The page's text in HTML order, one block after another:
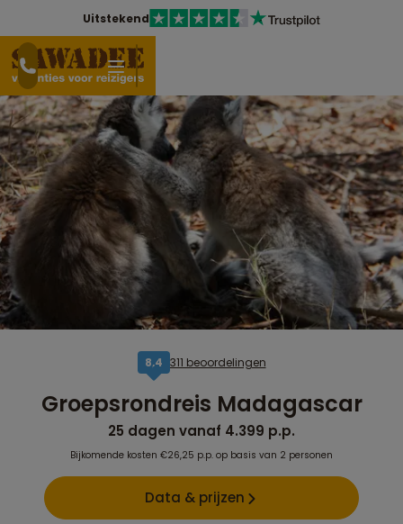
Uitstekend
8,4 311 beoordelingen
Groepsrondreis Madagascar
25 dagen vanaf 4.399 p.p.
Bijkomende kosten €26,25 p.p. op basis van 2 personen
Data & prijzen